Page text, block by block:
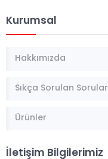
Kurumsal
Hakkımızda
Sıkça Sorulan Sorular
Ürünler
İletişim Bilgilerimiz